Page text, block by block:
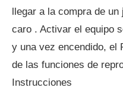
llegar a la compra de
caro . Activar el equipo
y una vez encendido, el
de las funciones de
Instrucciones